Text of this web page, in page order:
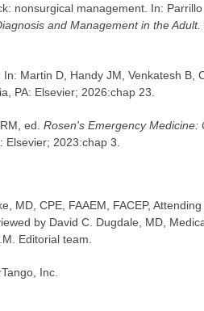
nonsurgical management. In: Parrillo
and Management in the Adult.
Martin D, Handy JM, Venkatesh B,
PA: Elsevier; 2026:chap 23.
ed. Rosen's Emergency Medicine:
Elsevier; 2023:chap 3.
MD, CPE, FAAEM, FACEP,
by David C. Dugdale, MD,
Editorial team.
Inc.